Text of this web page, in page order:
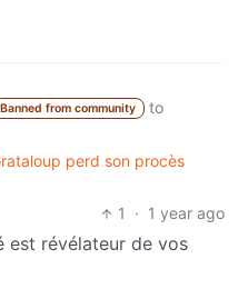
Banned from community
to
perd son procès
1
· 1 year ago
est révélateur de vos